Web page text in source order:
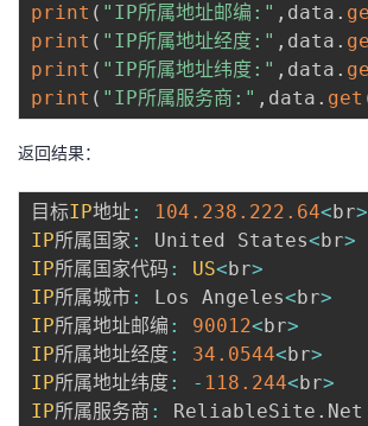
print ( "IP所属地址邮编:" , data .
print ( "IP所属地址经度:" , data .
print ( "IP所属地址纬度:" , data .
print ( "IP所属服务商:" , data . get
返回结果：
目标IP地址: 104.238 .222 .64< br>
IP所属国家 : United States< br>
IP所属国家代码 : US< br>
IP所属城市: Los Angeles< br>
IP所属地址邮编 : 90012< br>
IP所属地址经度: 34.0544< br>
IP所属地址纬度: - 118.244< br>
IP所属服务商 : ReliableSite . Net